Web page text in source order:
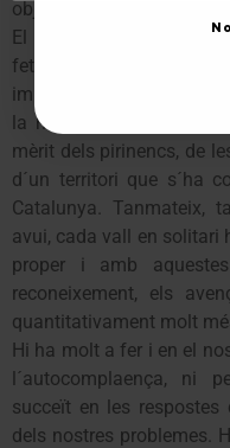
objectius de millora de la
El Pirineu, després de
fet, en coherència amb
important en
la millora de la renda,
mèrit dels pirinencs, de
d´un territori que s´ha
Catalunya. Tanmateix,
avui, cada vall en solitari
proper i amb
reconeixement, els
quantitativament molt
Hi ha molt a fer i en el
l´autocomplaença, ni
succeït en les respostes
dels nostres problemes.